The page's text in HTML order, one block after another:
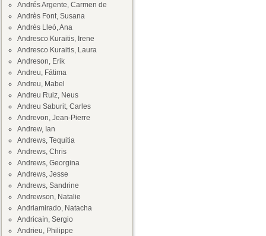
Andrés Argente, Carmen de
Andrès Font, Susana
Andrés Lleó, Ana
Andresco Kuraitis, Irene
Andresco Kuraitis, Laura
Andreson, Erik
Andreu, Fátima
Andreu, Mabel
Andreu Ruiz, Neus
Andreu Saburit, Carles
Andrevon, Jean-Pierre
Andrew, Ian
Andrews, Tequitia
Andrews, Chris
Andrews, Georgina
Andrews, Jesse
Andrews, Sandrine
Andrewson, Natalie
Andriamirado, Natacha
Andricaín, Sergio
Andrieu, Philippe